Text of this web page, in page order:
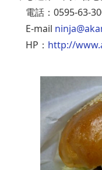
電話：0595-63-
E-mail
HP： http://